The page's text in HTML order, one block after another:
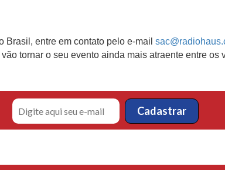
entre em contato pelo e-mail
tornar o seu evento ainda mais atraente entre os